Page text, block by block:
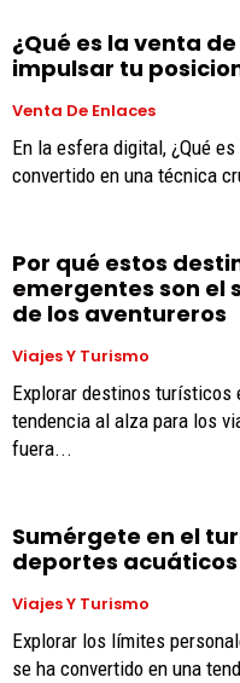
¿Qué es la venta
impulsar tu
Venta De Enlaces
En la esfera digital, ¿Qué
convertido en una técnica
Por qué estos
emergentes son el
de los aventureros
Viajes Y Turismo
Explorar destinos turísticos
tendencia al alza para los
fuera...
Sumérgete en el
deportes
Viajes Y Turismo
Explorar los límites
se ha convertido en una